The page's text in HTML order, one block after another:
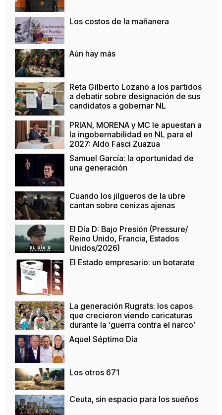
Los costos de la mañanera
Aún hay más
Reta Gilberto Lozano a los partidos
a debatir sobre designación de sus
candidatos a gobernar NL
PRIAN, MORENA y MC le apuestan a
la ingobernabilidad en NL para el
2027: Aldo Fasci Zuazua
Samuel García: la oportunidad de
una generación
Cuando los jilgueros de la ubre
cantan sobre cenizas ajenas
El Día D: Bajo Presión (Pressure/
Reino Unido, Francia, Estados
Unidos/2026)
El Estado empresario: un botarate
La generación Rugrats: los capos
que crecieron viendo caricaturas
durante la ‘guerra contra el narco’
Aquel Séptimo Día
Los otros 671
Ceuta, sin espacio para los sueños